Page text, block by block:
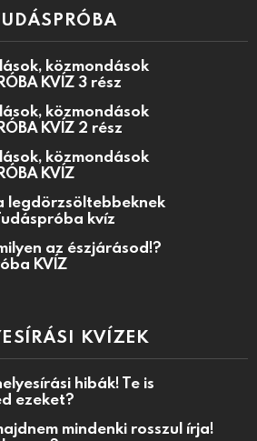
közmondások
KVÍZ 3 rész
közmondások
KVÍZ 2 rész
közmondások
KVÍZ
legdörzsöltebbeknek
kvíz
az észjárásod!?
KVÍZ
KVÍZEK
hibák! Te is
ezeket?
mindenki rosszul írja!